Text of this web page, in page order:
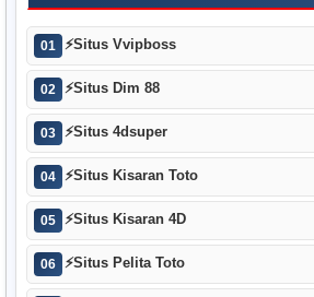
01 ⚡Situs Vvipboss
02 ⚡Situs Dim 88
03 ⚡Situs 4dsuper
04 ⚡Situs Kisaran Toto
05 ⚡Situs Kisaran 4D
06 ⚡Situs Pelita Toto